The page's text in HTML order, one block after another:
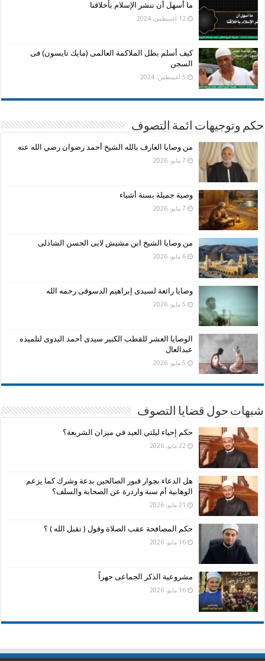
ما أسهل أن ننشر الإسلام بأخلاقنا
12 أغسطس، 2024
كيف أسلم بطل الملاكمة العالمى (مايك تايسون) فى
السجن
5 أغسطس، 2024
حكم وتوجيهات ائمة التصوف
من وصايا العارف بالله الشيخ أحمد رضوان رضي الله عنه
7 مايو، 2026
وصية جميلة بستة أشياء
7 مايو، 2026
من وصايا الشيخ ابن مشيش لابى الحسن الشاذلى
6 مايو، 2026
وصايا رائعة لسيدى إبراهيم الدسوقى رحمه الله
5 مايو، 2026
الوصايا العشر للقطب الكبير سيدى أحمد البدوى لتلميذه
عبدالعال
5 مايو، 2026
شبهات حول قضايا التصوف
حكم إحياء ليلتي العيد في ميزان الشريعة؟
22 مايو، 2026
هل الدعاء بجوار قبور الصالحين بدعة وشرك كما يزعم
الوهابية أم سنة واردرة عن الصحابة والسلف؟
21 مايو، 2026
حكم المصافحة عقب الصلاة وقول ( تقبل الله ) ؟
16 مايو، 2026
مشروعية الذكر الجماعى جهراً
16 مايو، 2026